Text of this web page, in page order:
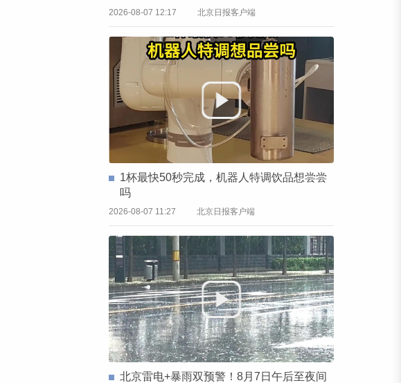
2026-08-07 12:17 北京日报客户端
1杯最快50秒完成，机器人特调饮品想尝尝
吗
2026-08-07 11:27 北京日报客户端
北京雷电+暴雨双预警！8月7日午后至夜间